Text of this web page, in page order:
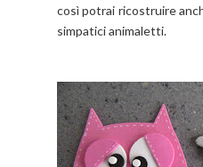
così potrai ricostruire
simpatici animaletti.